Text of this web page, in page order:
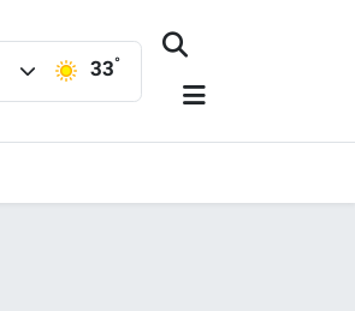
33°